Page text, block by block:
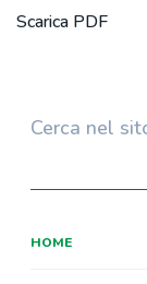
Scarica PDF
Cerca nel
HOME